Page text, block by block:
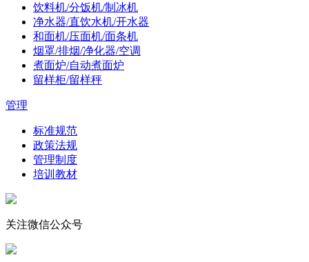
饮料机/分饭机/制冰机
净水器/直饮水机/开水器
和面机/压面机/面条机
烟罩/排烟/净化器/空调
煮面炉/自动煮面炉
留样柜/留样秤
管理
标准规范
政策法规
管理制度
培训教材
关注微信公众号